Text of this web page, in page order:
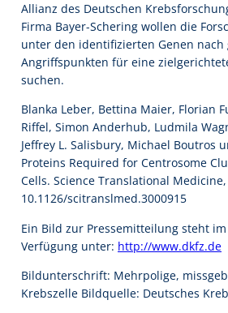
Allianz des Deutschen
Firma Bayer-Schering wollen die
unter den identifizierten Genen nach
Angriffspunkten für eine
suchen.
Blanka Leber, Bettina Maier, Florian
Riffel, Simon Anderhub, Ludmila
Jeffrey L. Salisbury, Michael Boutros
Proteins Required for Centrosome
Cells. Science Translational Medicine,
10.1126/scitranslmed.3000915
Ein Bild zur Pressemitteilung steht
Verfügung unter: http://www.dkfz.de
Bildunterschrift: Mehrpolige,
Krebszelle Bildquelle: Deutsches